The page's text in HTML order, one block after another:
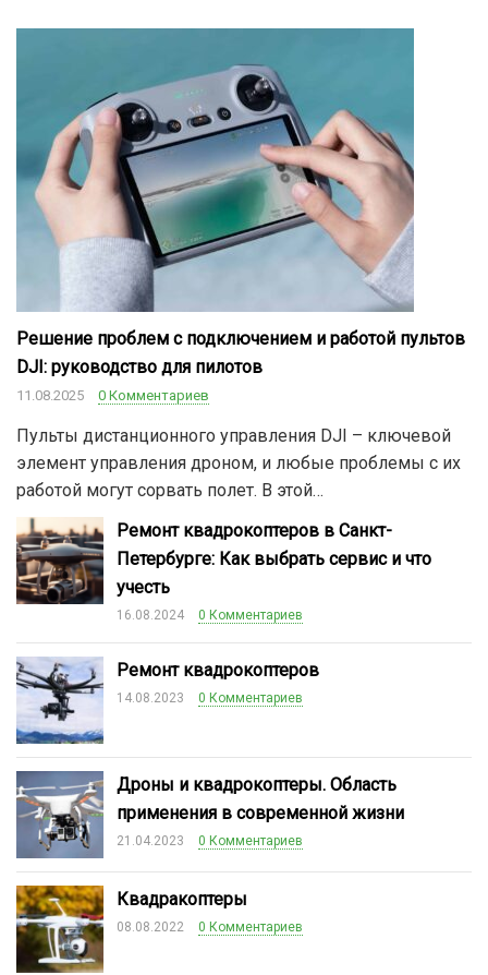
Решение проблем с подключением и работой пультов
DJI: руководство для пилотов
11.08.2025 0 Комментариев
Пульты дистанционного управления DJI – ключевой
элемент управления дроном, и любые проблемы с их
работой могут сорвать полет. В этой…
Ремонт квадрокоптеров в Санкт-
Петербурге: Как выбрать сервис и что
учесть
16.08.2024 0 Комментариев
Ремонт квадрокоптеров
14.08.2023 0 Комментариев
Дроны и квадрокоптеры. Область
применения в современной жизни
21.04.2023 0 Комментариев
Квадракоптеры
08.08.2022 0 Комментариев